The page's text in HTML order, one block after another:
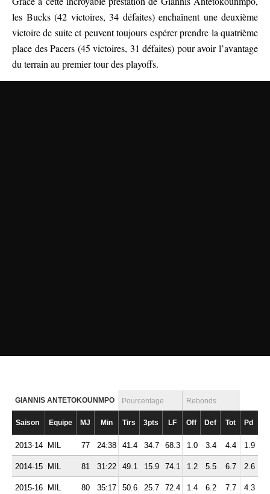
les Bucks (42 victoires, 34 défaites) enchaînent une deuxième
victoire de suite et peuvent toujours espérer prendre la quatrième
place des Pacers (45 victoires, 31 défaites) pour avoir l’avantage
du terrain au premier tour des playoffs.
GIANNIS ANTETOKOUNMPO Pourcentage Rebonds
Saison Equipe MJ Min Tirs 3pts LF Off Def Tot Pd
2013-14 MIL 77 24:38 41.4 34.7 68.3 1.0 3.4 4.4 1.9
2014-15 MIL 81 31:22 49.1 15.9 74.1 1.2 5.5 6.7 2.6
2015-16 MIL 80 35:17 50.6 25.7 72.4 1.4 6.2 7.7 4.3